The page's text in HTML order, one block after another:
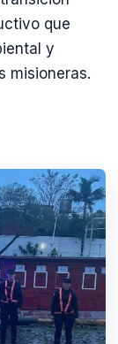
que
y
misioneras.